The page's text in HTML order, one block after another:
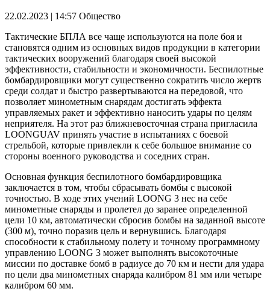
22.02.2023 | 14:57 Общество
Тактические БПЛА все чаще используются на поле боя и
становятся одним из основных видов продукции в категории
тактических вооружений благодаря своей высокой
эффективности, стабильности и экономичности. Беспилотные
бомбардировщики могут существенно сократить число жертв
среди солдат и быстро развертываются на передовой, что
позволяет минометным снарядам достигать эффекта
управляемых ракет и эффективно наносить удары по целям
неприятеля. На этот раз ближневосточная страна пригласила
LOONGUAV принять участие в испытаниях с боевой
стрельбой, которые привлекли к себе большое внимание со
стороны военного руководства и соседних стран.
Основная функция беспилотного бомбардировщика
заключается в том, чтобы сбрасывать бомбы с высокой
точностью. В ходе этих учений LOONG 3 нес на себе
минометные снаряды и пролетел до заранее определенной
цели 10 км, автоматически сбросив бомбы на заданной высоте
(300 м), точно поразив цель и вернувшись. Благодаря
способности к стабильному полету и точному программному
управлению LOONG 3 может выполнять высокоточные
миссии по доставке бомб в радиусе до 70 км и нести для удара
по цели два минометных снаряда калибром 81 мм или четыре
калибром 60 мм.